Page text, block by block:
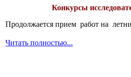
Конкурсы
Продолжается прием работ на
Читать полностью...